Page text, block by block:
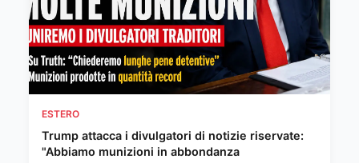
ESTERO
Trump attacca i divulgatori di notizie riservate:
"Abbiamo munizioni in abbondanza